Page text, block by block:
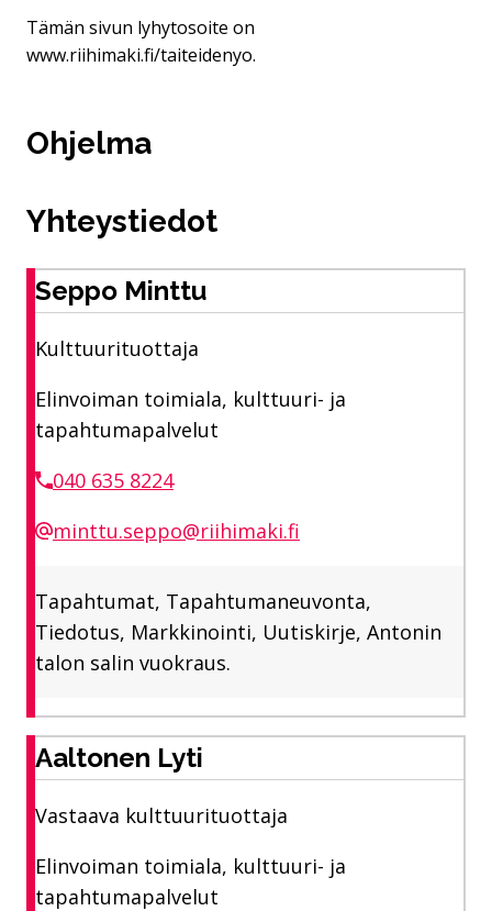
Tämän sivun lyhytosoite on
www.riihimaki.fi/taiteidenyo.
Ohjelma
Yhteystiedot
Seppo Minttu
Kulttuurituottaja
Elinvoiman toimiala, kulttuuri- ja
tapahtumapalvelut
040 635 8224
minttu.seppo@riihimaki.fi
Tapahtumat, Tapahtumaneuvonta,
Tiedotus, Markkinointi, Uutiskirje, Antonin
talon salin vuokraus.
Aaltonen Lyti
Vastaava kulttuurituottaja
Elinvoiman toimiala, kulttuuri- ja
tapahtumapalvelut